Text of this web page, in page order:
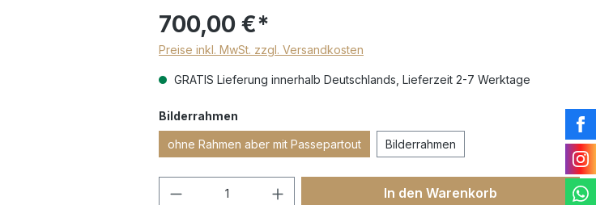
700,00 €*
Preise inkl. MwSt. zzgl. Versandkosten
GRATIS Lieferung innerhalb Deutschlands, Lieferzeit 2-7 Werktage
Bilderrahmen
ohne Rahmen aber mit Passepartout Bilderrahmen
In den Warenkorb